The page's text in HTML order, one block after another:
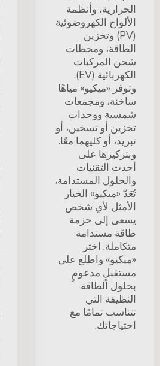
الحرارية، وأنظمة
الألواح الكهروضوئية
(PV) وتخزين
الطاقة، ومحطات
شحن المركبات
الكهربائية (EV).
وتوفر «ميكيو» مياهًا
ساخنة، ومجمعات
شمسية ووحدات
تخزين أو تسخين، أو
تبريد، أو كليهما معًا.
وبتركيزها على
أحدث التقنيات
والحلول المستدامة،
تُعَدّ «ميكيو» الخيار
الأمثل لأي شخص
يسعى إلى حزمة
طاقة مستدامة
متكاملة. اختر
«ميكيو» واطلع على
مستقبلٍ مدعومٍ
بحلول الطاقة
النظيفة التي
تتناسب تمامًا مع
احتياجاتك.